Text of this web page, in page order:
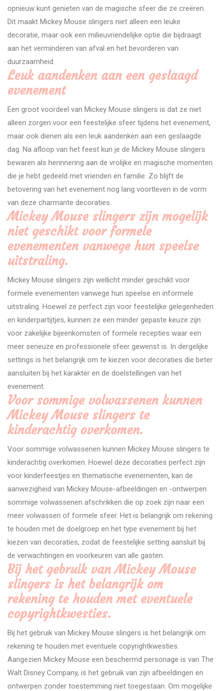
opnieuw kunt genieten van de magische sfeer die ze creëren.
Dit maakt Mickey Mouse slingers niet alleen een leuke
decoratie, maar ook een milieuvriendelijke optie die bijdraagt
aan het verminderen van afval en het bevorderen van
duurzaamheid.
Leuk aandenken aan een geslaagd
evenement
Een groot voordeel van Mickey Mouse slingers is dat ze niet
alleen zorgen voor een feestelijke sfeer tijdens het evenement,
maar ook dienen als een leuk aandenken aan een geslaagde
dag. Na afloop van het feest kun je de Mickey Mouse slingers
bewaren als herinnering aan de vrolijke en magische momenten
die je hebt gedeeld met vrienden en familie. Zo blijft de
betovering van het evenement nog lang voortleven in de vorm
van deze charmante decoraties.
Mickey Mouse slingers zijn mogelijk
niet geschikt voor formele
evenementen vanwege hun speelse
uitstraling.
Mickey Mouse slingers zijn wellicht minder geschikt voor
formele evenementen vanwege hun speelse en informele
uitstraling. Hoewel ze perfect zijn voor feestelijke gelegenheden
en kinderpartijtjes, kunnen ze een minder gepaste keuze zijn
voor zakelijke bijeenkomsten of formele recepties waar een
meer serieuze en professionele sfeer gewenst is. In dergelijke
settings is het belangrijk om te kiezen voor decoraties die beter
aansluiten bij het karakter en de doelstellingen van het
evenement.
Voor sommige volwassenen kunnen
Mickey Mouse slingers te
kinderachtig overkomen.
Voor sommige volwassenen kunnen Mickey Mouse slingers te
kinderachtig overkomen. Hoewel deze decoraties perfect zijn
voor kinderfeestjes en thematische evenementen, kan de
aanwezigheid van Mickey Mouse-afbeeldingen en -ontwerpen
sommige volwassenen afschrikken die op zoek zijn naar een
meer volwassen of formele sfeer. Het is belangrijk om rekening
te houden met de doelgroep en het type evenement bij het
kiezen van decoraties, zodat de feestelijke setting aansluit bij
de verwachtingen en voorkeuren van alle gasten.
Bij het gebruik van Mickey Mouse
slingers is het belangrijk om
rekening te houden met eventuele
copyrightkwesties.
Bij het gebruik van Mickey Mouse slingers is het belangrijk om
rekening te houden met eventuele copyrightkwesties.
Aangezien Mickey Mouse een beschermd personage is van The
Walt Disney Company, is het gebruik van zijn afbeeldingen en
ontwerpen zonder toestemming niet toegestaan. Om mogelijke